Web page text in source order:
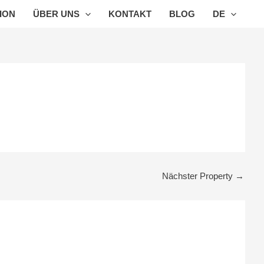
ÜBER UNS KONTAKT BLOG DE
Nächster Property →